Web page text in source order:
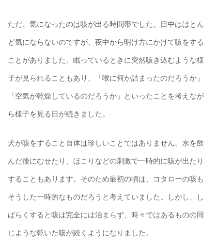
ただ、気になったのは咳が出る時間帯でした。日中はほとん
ど気にならないのですが、夜中から明け方にかけて咳をする
ことがありました。眠っているときに突然咳き込むような様
子が見られることもあり、「喉に何か詰まったのだろうか」
「空気が乾燥しているのだろうか」といったことを考えなが
ら様子を見る日が続きました。
犬が咳をすること自体は珍しいことではありません。水を飲
んだ後にむせたり、ほこりなどの刺激で一時的に咳が出たり
することもあります。そのため最初の頃は、コタローの咳も
そうした一時的なものだろうと考えていました。しかし、し
ばらくすると咳は完全には治まらず、時々ではあるものの同
じような乾いた咳が続くようになりました。